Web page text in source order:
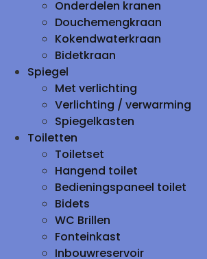
Onderdelen kranen
Douchemengkraan
Kokendwaterkraan
Bidetkraan
Spiegel
Met verlichting
Verlichting / verwarming
Spiegelkasten
Toiletten
Toiletset
Hangend toilet
Bedieningspaneel toilet
Bidets
WC Brillen
Fonteinkast
Inbouwreservoir